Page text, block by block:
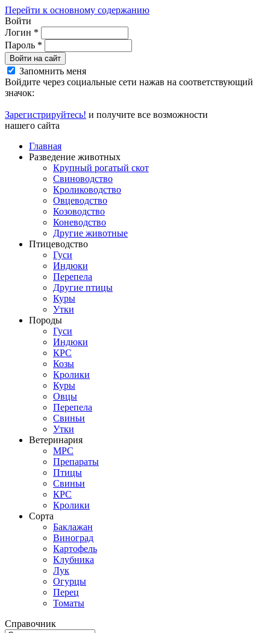
Перейти к основному содержанию
Войти
Логин *
Пароль *
Войти на сайт
Запомнить меня
Войдите через социальные сети нажав на соответствующий
значок:
Зарегистрируйтесь! и получите все возможности
нашего сайта
Главная
Разведение животных
Крупный рогатый скот
Свиноводство
Кролиководство
Овцеводство
Козоводство
Коневодство
Другие животные
Птицеводство
Гуси
Индюки
Перепела
Другие птицы
Куры
Утки
Породы
Гуси
Индюки
КРС
Козы
Кролики
Куры
Овцы
Перепела
Свиньи
Утки
Ветеринария
МРС
Препараты
Птицы
Свиньи
КРС
Кролики
Сорта
Баклажан
Виноград
Картофель
Клубника
Лук
Огурцы
Перец
Томаты
Справочник